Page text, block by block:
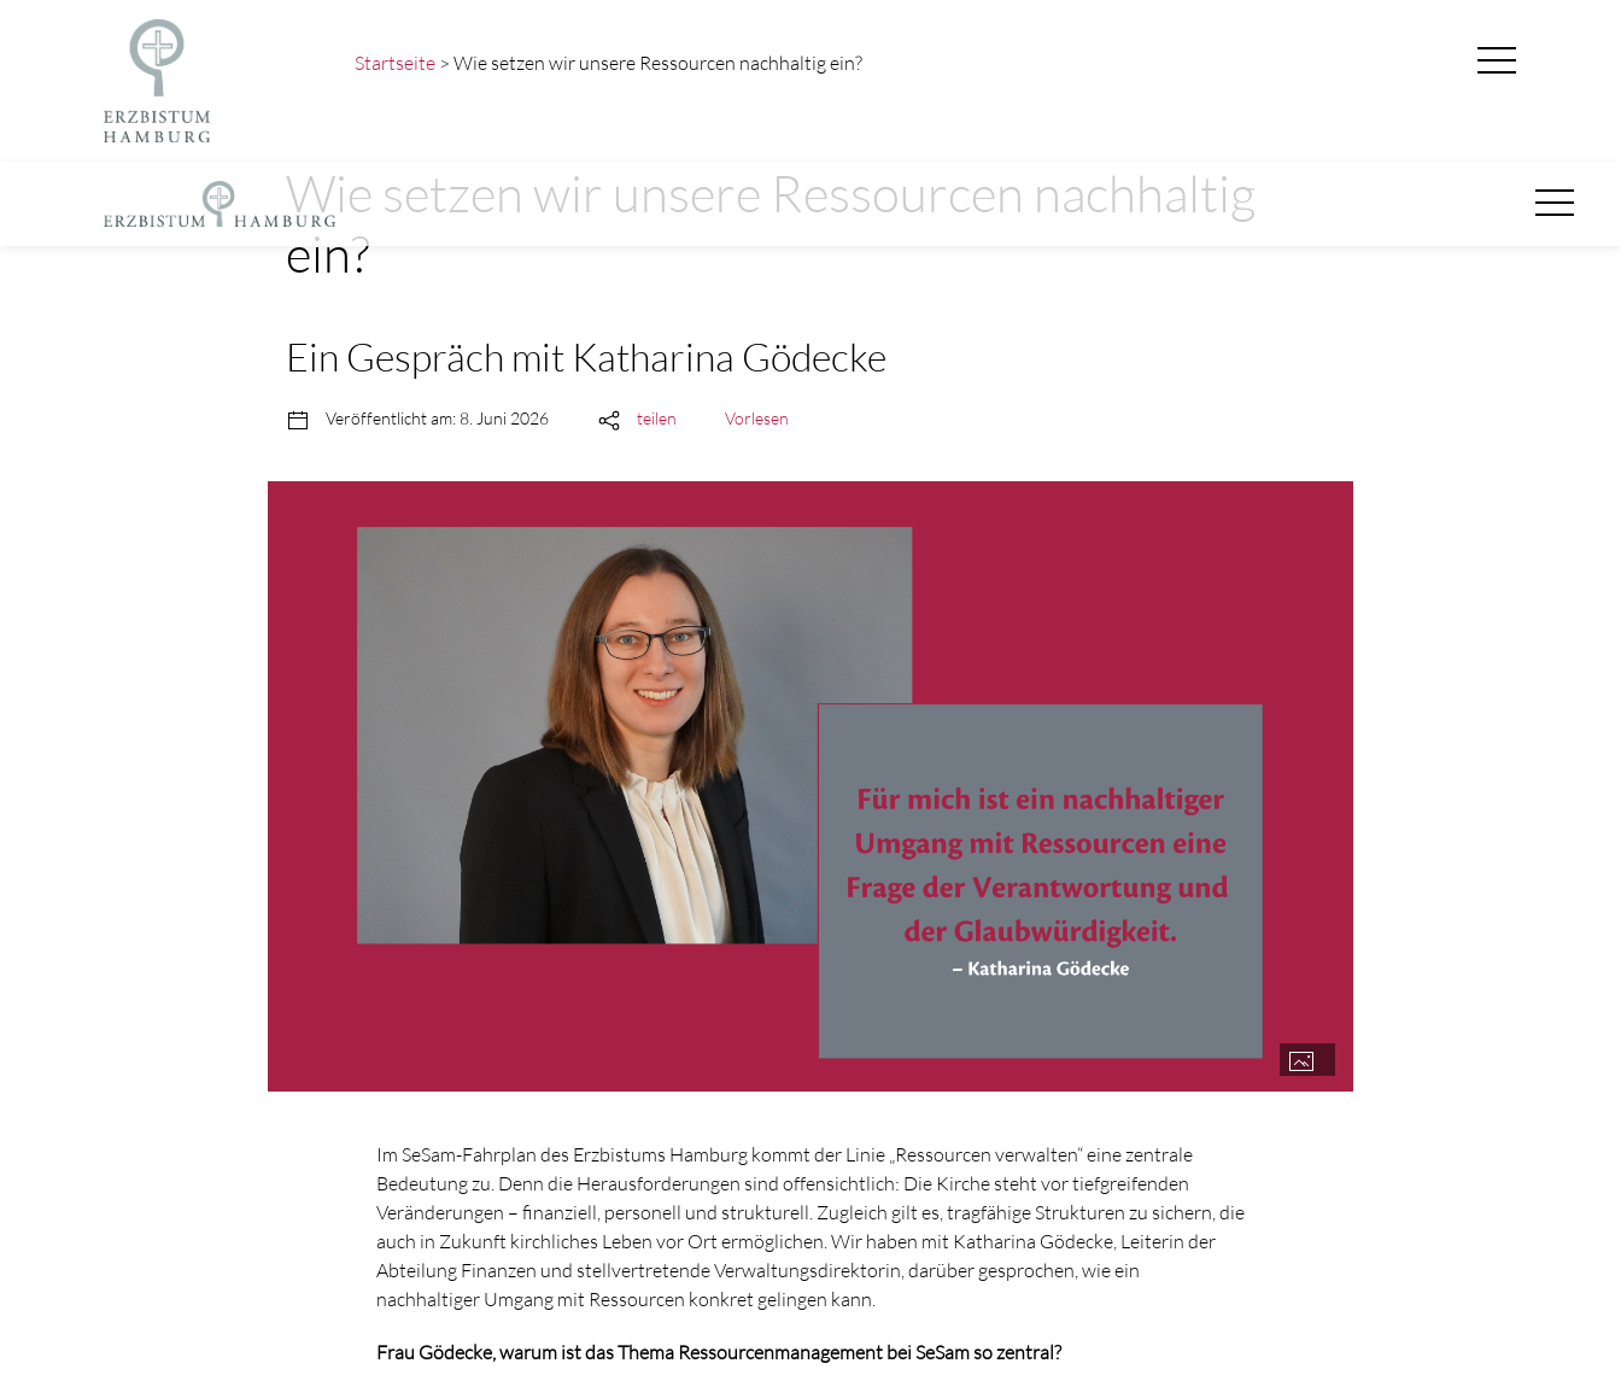
Startseite > Wie setzen wir unsere Ressourcen nachhaltig ein?
Wie setzen wir unsere Ressourcen nachhaltig
ein?
Ein Gespräch mit Katharina Gödecke
Veröffentlicht am: 8. Juni 2026 teilen Vorlesen
Im SeSam-Fahrplan des Erzbistums Hamburg kommt der Linie „Ressourcen verwalten“ eine zentrale
Bedeutung zu. Denn die Herausforderungen sind offensichtlich: Die Kirche steht vor tiefgreifenden
Veränderungen – finanziell, personell und strukturell. Zugleich gilt es, tragfähige Strukturen zu sichern, die
auch in Zukunft kirchliches Leben vor Ort ermöglichen. Wir haben mit Katharina Gödecke, Leiterin der
Abteilung Finanzen und stellvertretende Verwaltungsdirektorin, darüber gesprochen, wie ein
nachhaltiger Umgang mit Ressourcen konkret gelingen kann.
Frau Gödecke, warum ist das Thema Ressourcenmanagement bei SeSam so zentral?